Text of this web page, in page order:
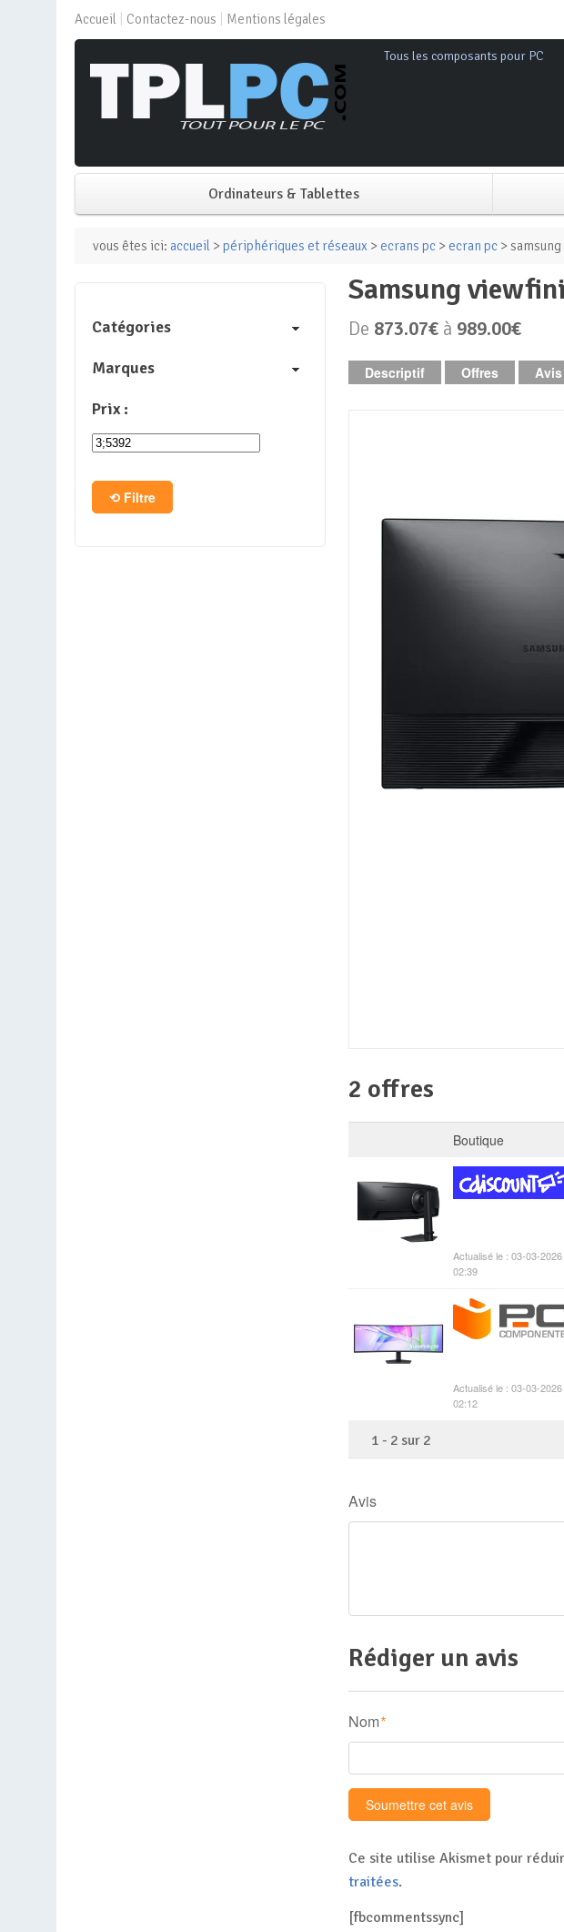
Accueil Contactez-nous Mentions légales
Tous les composants pour PC
Ordinateurs & Tablettes
PC de bureau
Mini PC
PC Tout-en-un
Tablettes
Boitier
Carte
Carte
Disque
vous êtes ici: accueil > périphériques et réseaux > ecrans pc > ecran pc >
samsung
De 873.07€ à 989.00€
Descriptif Offres
2 offres
Boutique
Actualisé le : 03-03-2026
02:39
Actualisé le : 03-03-2026
02:12
1 - 2 sur 2
Avis
Rédiger un avis
Nom *
Ce site utilise Akismet pour
traitées.
[fbcommentssync]
Catégories
Marques
Prix :
Filtre